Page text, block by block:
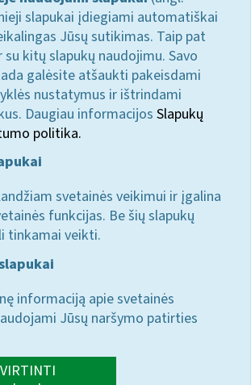
slapukai įdiegiami automatiškai
Jūsų sutikimas. Taip pat
kitų slapukų naudojimu. Savo
galėsite atšaukti pakeisdami
nustatymus ir ištrindami
Daugiau informacijos Slapukų
politika.
svetainės veikimui ir įgalina
funkcijas. Be šių slapukų
tinkamai veikti.
informaciją apie svetainės
Jūsų naršymo patirties